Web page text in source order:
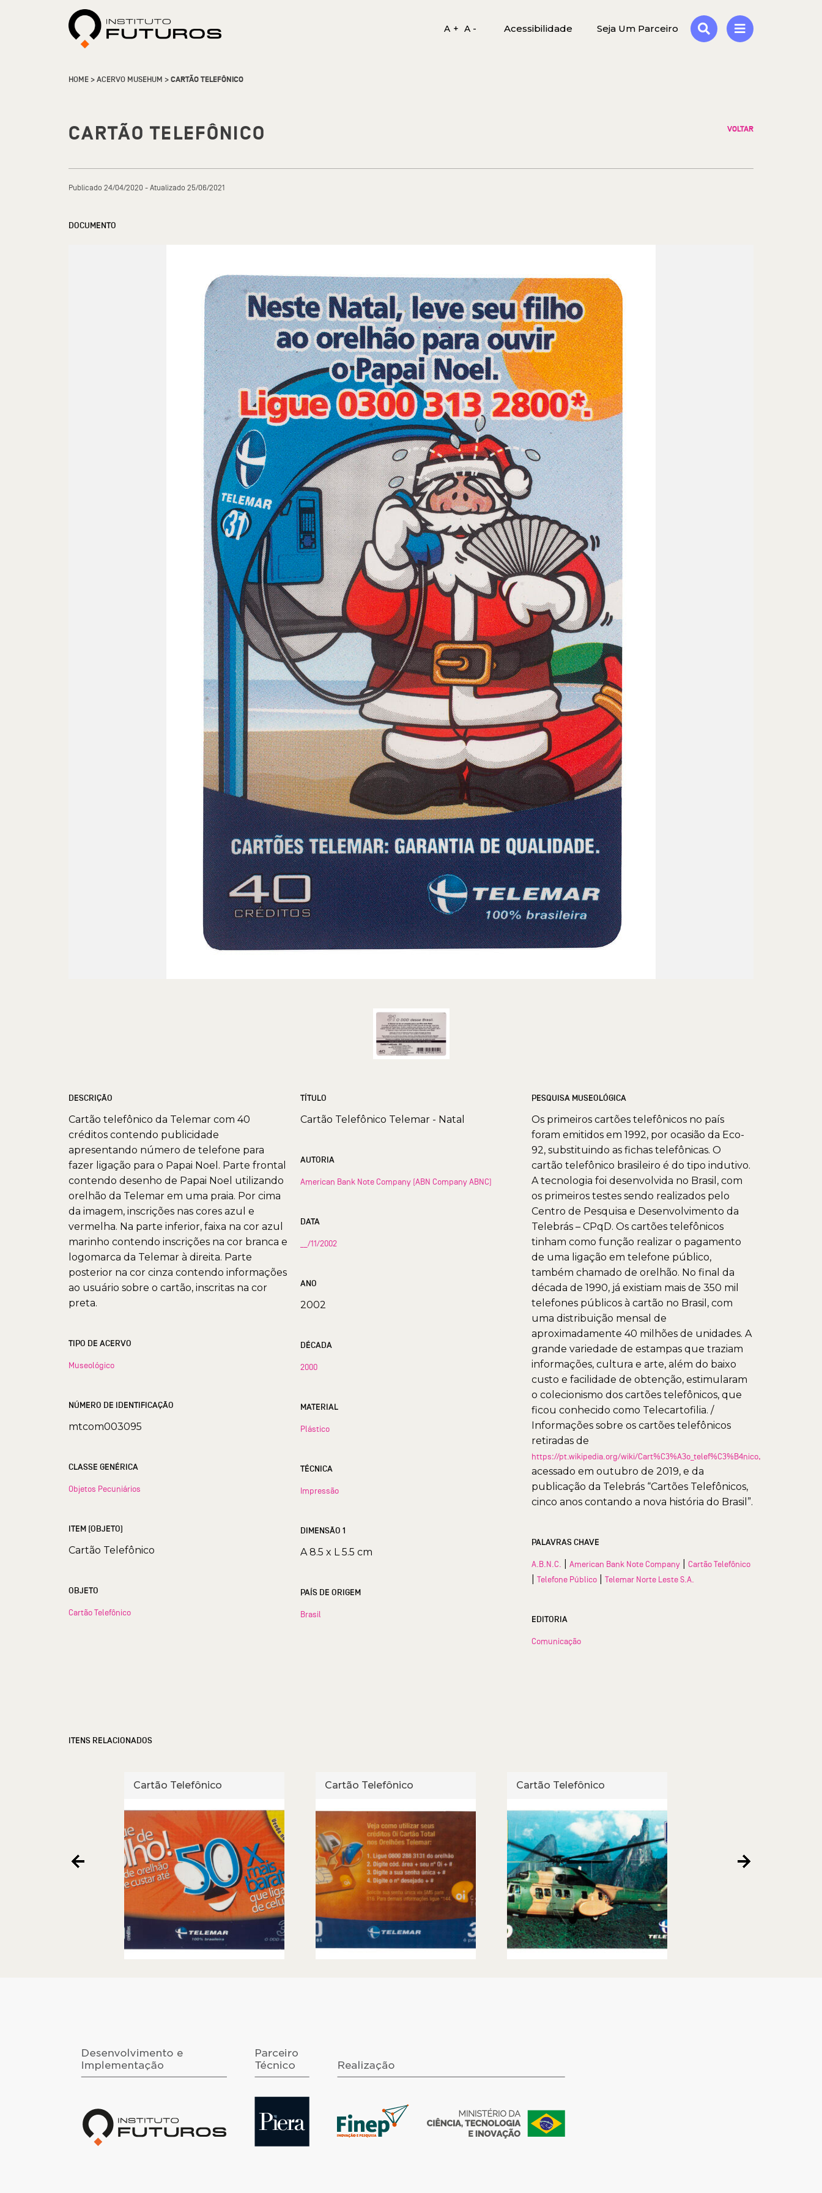
A + A - Acessibilidade Seja Um Parceiro
HOME>ACERVO MUSEHUM >CARTÃO TELEFÔNICO
CARTÃO TELEFÔNICO VOLTAR
Publicado 24/04/2020 - Atualizado 25/06/2021
DOCUMENTO
DESCRIÇÃO
Cartão telefônico da Telemar com 40
créditos contendo publicidade
apresentando número de telefone para
fazer ligação para o Papai Noel. Parte frontal
contendo desenho de Papai Noel utilizando
orelhão da Telemar em uma praia. Por cima
da imagem, inscrições nas cores azul e
vermelha. Na parte inferior, faixa na cor azul
marinho contendo inscrições na cor branca e
logomarca da Telemar à direita. Parte
posterior na cor cinza contendo informações
ao usuário sobre o cartão, inscritas na cor
preta.
TIPO DE ACERVO
Museológico
NÚMERO DE IDENTIFICAÇÃO
mtcom003095
CLASSE GENÉRICA
Objetos Pecuniários
ITEM (OBJETO)
Cartão Telefônico
OBJETO
Cartão Telefônico
TÍTULO
Cartão Telefônico Telemar - Natal
AUTORIA
American Bank Note Company (ABN Company ABNC)
DATA
__/11/2002
ANO
2002
DÉCADA
2000
MATERIAL
Plástico
TÉCNICA
Impressão
DIMENSÃO 1
A 8.5 x L 5.5 cm
PAÍS DE ORIGEM
Brasil
PESQUISA MUSEOLÓGICA
Os primeiros cartões telefônicos no país
foram emitidos em 1992, por ocasião da Eco-
92, substituindo as fichas telefônicas. O
cartão telefônico brasileiro é do tipo indutivo.
A tecnologia foi desenvolvida no Brasil, com
os primeiros testes sendo realizados pelo
Centro de Pesquisa e Desenvolvimento da
Telebrás – CPqD. Os cartões telefônicos
tinham como função realizar o pagamento
de uma ligação em telefone público,
também chamado de orelhão. No final da
década de 1990, já existiam mais de 350 mil
telefones públicos à cartão no Brasil, com
uma distribuição mensal de
aproximadamente 40 milhões de unidades. A
grande variedade de estampas que traziam
informações, cultura e arte, além do baixo
custo e facilidade de obtenção, estimularam
o colecionismo dos cartões telefônicos, que
ficou conhecido como Telecartofilia. /
Informações sobre os cartões telefônicos
retiradas de
https://pt.wikipedia.org/wiki/Cart%C3%A3o_telef%C3%B4nico,
acessado em outubro de 2019, e da
publicação da Telebrás “Cartões Telefônicos,
cinco anos contando a nova história do Brasil”.
PALAVRAS CHAVE
A.B.N.C. |American Bank Note Company |Cartão Telefônico
|Telefone Público |Telemar Norte Leste S.A.
EDITORIA
Comunicação
ITENS RELACIONADOS
Cartão Telefônico Cartão Telefônico Cartão Telefônico